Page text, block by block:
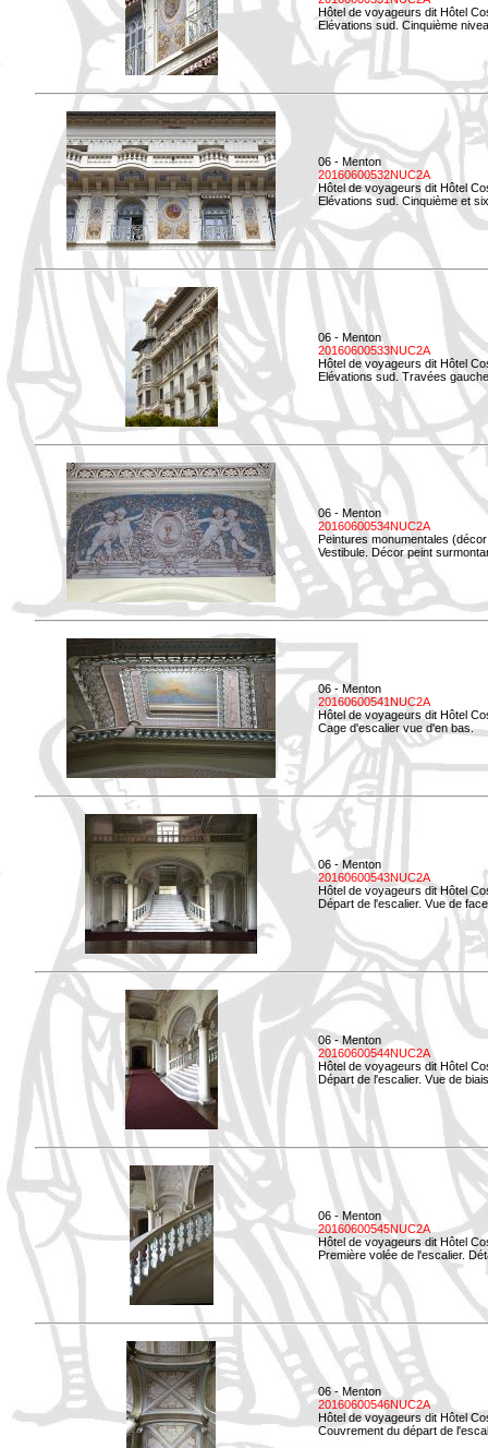
Hôtel de voyageurs dit Hôtel
Elévations sud. Cinquième
06 - Menton
20160600532NUC2A
Hôtel de voyageurs dit Hôtel
Elévations sud. Cinquième et
06 - Menton
20160600533NUC2A
Hôtel de voyageurs dit Hôtel
Elévations sud. Travées
06 - Menton
20160600534NUC2A
Peintures monumentales
Vestibule. Décor peint
06 - Menton
20160600541NUC2A
Hôtel de voyageurs dit Hôtel
Cage d'escalier vue d'en bas.
06 - Menton
20160600543NUC2A
Hôtel de voyageurs dit Hôtel
Départ de l'escalier. Vue de
06 - Menton
20160600544NUC2A
Hôtel de voyageurs dit Hôtel
Départ de l'escalier. Vue de
06 - Menton
20160600545NUC2A
Hôtel de voyageurs dit Hôtel
Première volée de l'escalier.
06 - Menton
20160600546NUC2A
Hôtel de voyageurs dit Hôtel
Couvrement du départ de